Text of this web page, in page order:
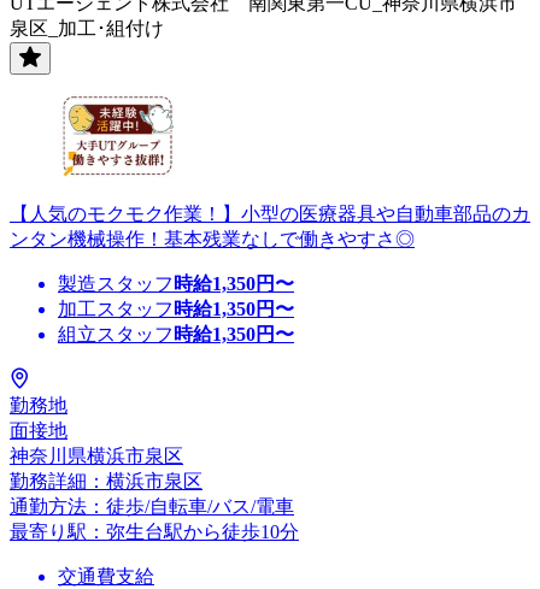
泉区_加工･組付け
【人気のモクモク作業！】小型の医療器具や自動車部品のカ
ンタン機械操作！基本残業なしで働きやすさ◎
製造スタッフ 時給1,350円〜
加工スタッフ 時給1,350円〜
組立スタッフ 時給1,350円〜
勤務地
面接地
神奈川県横浜市泉区
勤務詳細：横浜市泉区
通勤方法：徒歩/自転車/バス/電車
最寄り駅：弥生台駅から徒歩10分
交通費支給